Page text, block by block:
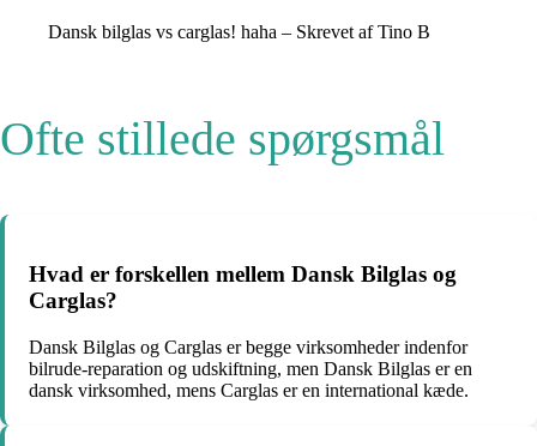
Dansk bilglas vs carglas! haha – Skrevet af Tino B
Ofte stillede spørgsmål
Hvad er forskellen mellem Dansk Bilglas og
Carglas?
Dansk Bilglas og Carglas er begge virksomheder indenfor
bilrude-reparation og udskiftning, men Dansk Bilglas er en
dansk virksomhed, mens Carglas er en international kæde.